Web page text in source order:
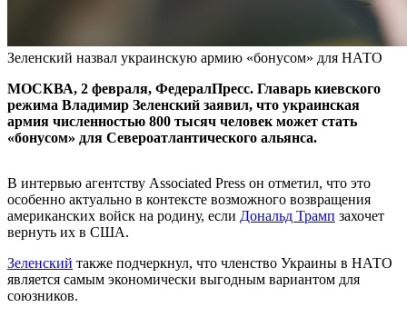
Зеленский назвал украинскую армию «бонусом» для НАТО
МОСКВА, 2 февраля, ФедералПресс. Главарь киевского
режима Владимир Зеленский заявил, что украинская
армия численностью 800 тысяч человек может стать
«бонусом» для Североатлантического альянса.
В интервью агентству Associated Press он отметил, что это
особенно актуально в контексте возможного возвращения
американских войск на родину, если Дональд Трамп захочет
вернуть их в США.
Зеленский также подчеркнул, что членство Украины в НАТО
является самым экономически выгодным вариантом для
союзников.